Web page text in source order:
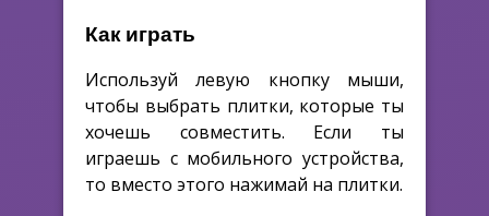
Как играть
Используй левую кнопку мыши,
чтобы выбрать плитки, которые ты
хочешь совместить. Если ты
играешь с мобильного устройства,
то вместо этого нажимай на плитки.